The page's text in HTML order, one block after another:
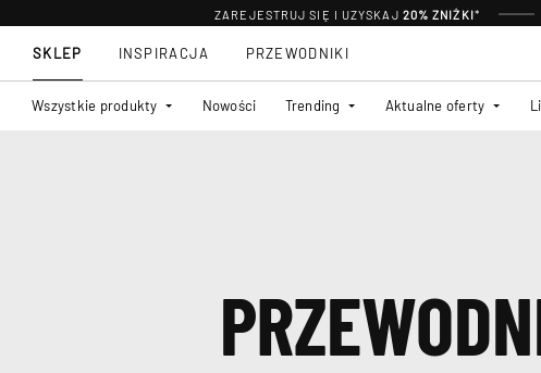
ZAREJESTRUJ SIĘ I UZYSKAJ 20% ZNIŻKI*
SKLEP
Wszystkie produkty Nowości Trending Aktualne oferty
INSPIRACJA PRZEWODNIKI